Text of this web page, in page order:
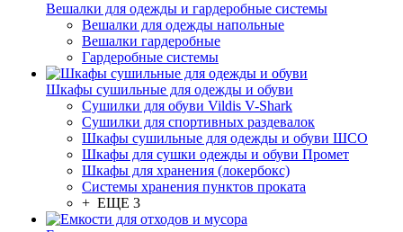
Вешалки для одежды и гардеробные системы
Вешалки для одежды напольные
Вешалки гардеробные
Гардеробные системы
Шкафы сушильные для одежды и обуви
Сушилки для обуви Vildis V-Shark
Сушилки для спортивных раздевалок
Шкафы сушильные для одежды и обуви ШСО
Шкафы для сушки одежды и обуви Промет
Шкафы для хранения (локербокс)
Системы хранения пунктов проката
+ ЕЩЕ 3